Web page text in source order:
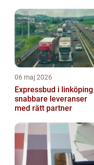
06 maj 2026
Expressbud i linköping
snabbare leveranser
med rätt partner